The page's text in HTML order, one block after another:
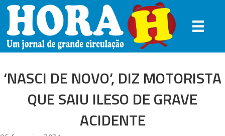
‘NASCI DE NOVO’, DIZ MOTORISTA
QUE SAIU ILESO DE GRAVE
ACIDENTE